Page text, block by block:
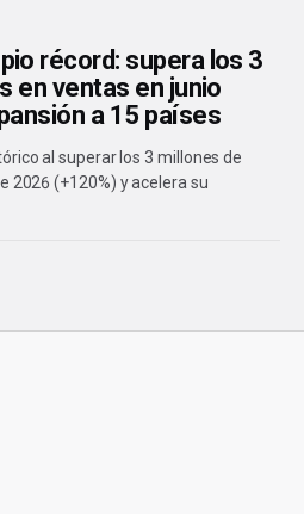
récord: supera los 3
en ventas en junio
a 15 países
al superar los 3 millones de
2026 (+120%) y acelera su